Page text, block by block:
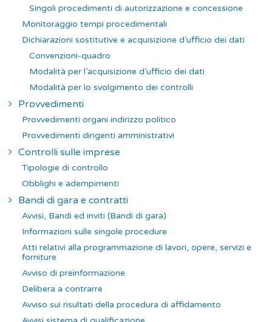
Singoli procedimenti di autorizzazione e concessione
Monitoraggio tempi procedimentali
Dichiarazioni sostitutive e acquisizione d’ufficio dei dati
Convenzioni-quadro
Modalità per l’acquisizione d’ufficio dei dati
Modalità per lo svolgimento dei controlli
Provvedimenti
Provvedimenti organi indirizzo politico
Provvedimenti dirigenti amministrativi
Controlli sulle imprese
Tipologie di controllo
Obblighi e adempimenti
Bandi di gara e contratti
Avvisi, Bandi ed inviti (Bandi di gara)
Informazioni sulle singole procedure
Atti relativi alla programmazione di lavori, opere, servizi e
forniture
Avviso di preinformazione
Delibera a contrarre
Avviso sui risultati della procedura di affidamento